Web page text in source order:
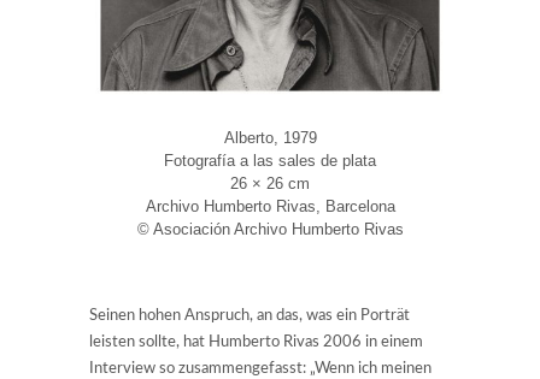
Alberto, 1979
Fotografía a las sales de plata
26 × 26 cm
Archivo Humberto Rivas, Barcelona
© Asociación Archivo Humberto Rivas
Seinen hohen Anspruch, an das, was ein Porträt
leisten sollte, hat Humberto Rivas 2006 in einem
Interview so zusammengefasst: „Wenn ich meinen